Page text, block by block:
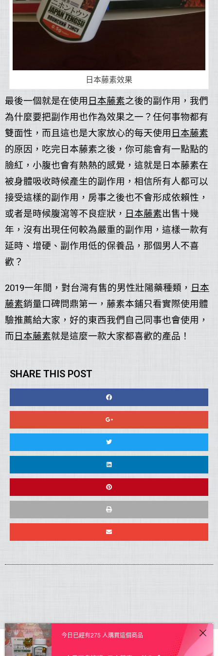
日本藤素效果
最後一個就是在使用 日本藤素之後的副作用，我們
為什麼要把副作用也作為效果之一？任何事物都有
雙面性，而且這也是大家放心的每天使用 日本藤素
的原因，吃完日本藤素之後，你可能會有一點點的
臉紅，小腹也會有熱熱的感覺，這就是日本藤素在
被身體吸收時候產生的副作用，相信所有人都可以
接受這樣的副作用，房事之後也不會形成依賴性，
或者是時候腹瀉等不良症狀， 日本藤素出售十幾
年，沒有出現任何較為嚴重的副作用，這樣一款有
延時、增硬、副作用低的保養品，那個男人不喜
歡？
2019一年間，對台灣有售的男性壯陽藥種類， 日本
藤素銷量口碑問鼎第一，藤素本鋪只看實際使用體
驗推薦給大家，好的東西我們自己同事也會使用，
而 日本藤素就是這麼一款大家都喜歡的產品！
SHARE THIS POST
日本藤素正品|無效退款|藤素本鋪|台灣官方授權 Copyright © 2026.
今日已經有275 人購買這個商品